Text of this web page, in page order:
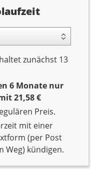
zunächst 13
6 Monate nur
21,58 €
Preis.
mit einer
(per Post
Weg) kündigen.